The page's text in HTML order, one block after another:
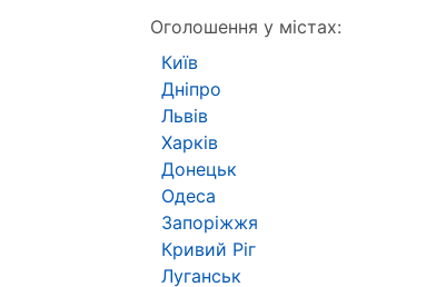
Оголошення у містах:
Київ
Дніпро
Львів
Харків
Донецьк
Одеса
Запоріжжя
Кривий Ріг
Луганськ